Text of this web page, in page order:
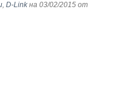
,D-Link на 03/02/2015 от